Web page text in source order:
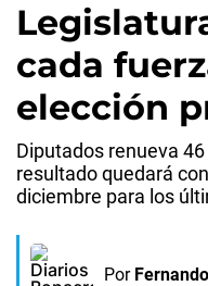
cada
elección
Diputados renueva
resultado quedará
diciembre para los
Por